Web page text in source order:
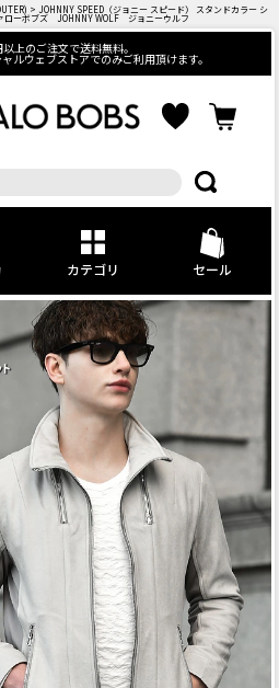
> JOHNNY SPEED（ジョニー スピード） スタンドカラー シ
ローボブズ JOHNNY WOLF ジョニーウルフ
上のご注文で送料無料。
ルウェブストアでのみご利用頂けます。
カテゴリ セール